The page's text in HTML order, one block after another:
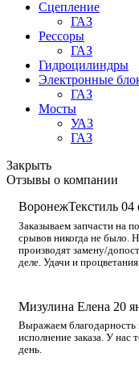
Сцепление
ГАЗ
Рессоры
ГАЗ
Гидроцилиндры
Электронные
ГАЗ
Мосты
УАЗ
ГАЗ
Закрыть
Отзывы о компании
ВоронежТекстиль 04
Заказываем запчасти на
срывов никогда не было.
производят замену/
деле. Удачи и
Мизулина Елена 20
Выражаем
исполнение заказа. У
день.